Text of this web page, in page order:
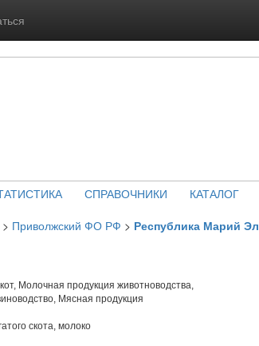
СПРАВОЧНИКИ КАТАЛОГ
> Приволжский ФО РФ > Республика Марий Эл
Молочная продукция животноводства,
Мясная продукция
скота, молоко